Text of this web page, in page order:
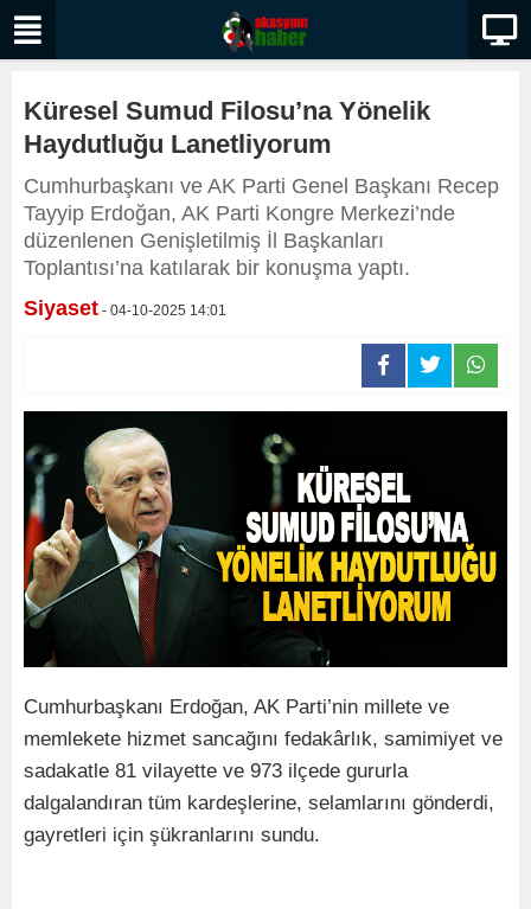
Küresel Sumud Filosu’na Yönelik
Haydutluğu Lanetliyorum
Cumhurbaşkanı ve AK Parti Genel Başkanı Recep
Tayyip Erdoğan, AK Parti Kongre Merkezi’nde
düzenlenen Genişletilmiş İl Başkanları
Toplantısı’na katılarak bir konuşma yaptı.
Siyaset - 04-10-2025 14:01
Cumhurbaşkanı Erdoğan, AK Parti’nin millete ve
memlekete hizmet sancağını fedakârlık, samimiyet ve
sadakatle 81 vilayette ve 973 ilçede gururla
dalgalandıran tüm kardeşlerine, selamlarını gönderdi,
gayretleri için şükranlarını sundu.